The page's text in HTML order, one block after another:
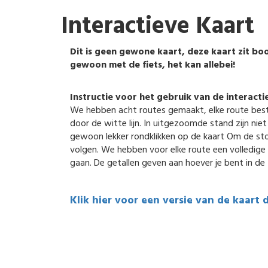
Interactieve Kaart
Dit is geen gewone kaart, deze kaart zit
gewoon met de fiets, het kan allebei!
Instructie voor het gebruik van de
We hebben acht routes gemaakt, elke route
door de witte lijn. In uitgezoomde stand zijn
gewoon lekker rondklikken op de kaart Om de
volgen. We hebben voor elke route een
gaan. De getallen geven aan hoever je bent in
Klik hier voor een versie van de